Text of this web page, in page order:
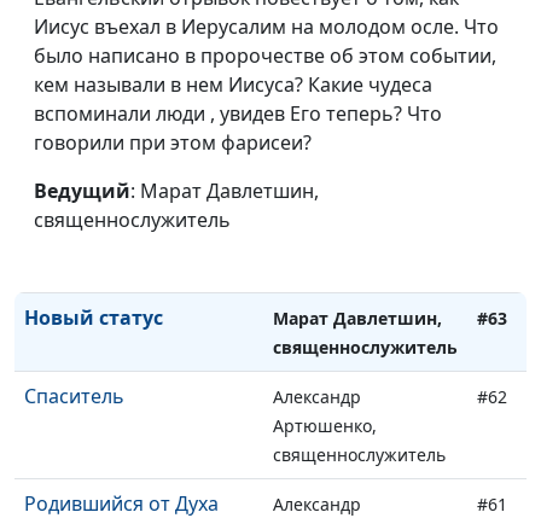
Иисус въехал в Иерусалим на молодом осле. Что
было написано в пророчестве об этом событии,
кем называли в нем Иисуса? Какие чудеса
вспоминали люди , увидев Его теперь? Что
говорили при этом фарисеи?
Ведущий: Марат Давлетшин,
священнослужитель
священнослужитель
Мир с Богом
Марат Давлетшин,
священнослужитель
Вера фактам
священнослужитель
Евангелие в действии
Новый статус
Марат Давлетшин,
священнослужитель
#63
Спаситель
Александр
Артюшенко,
священнослужитель
#62
Родившийся от Духа
Александр
#61